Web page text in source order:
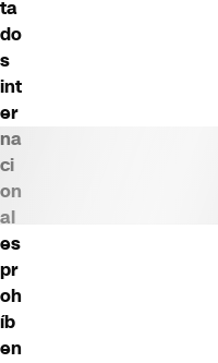
ta
do
s
int
er
na
ci
on
al
es
pr
oh
íb
en